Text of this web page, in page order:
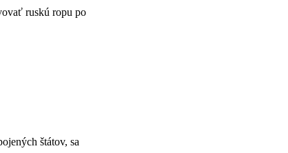
ruskú ropu po
štátov, sa